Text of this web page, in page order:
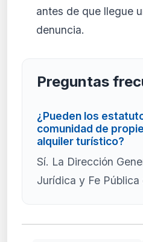
antes de que llegue
denuncia.
Preguntas
¿Pueden los
comunidad de
alquiler turístico?
Sí. La Dirección
Jurídica y Fe Pública